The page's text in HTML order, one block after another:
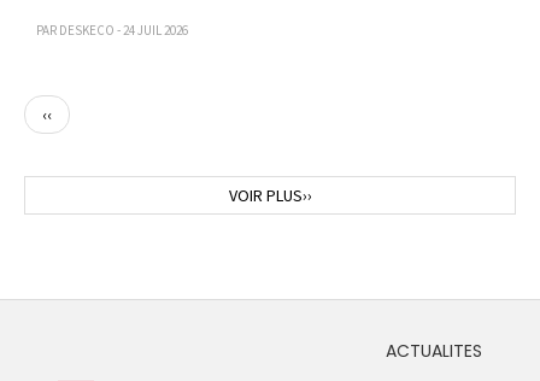
PAR DESKECO - 24 JUIL 2026
Page
précédente
‹‹
Page
suivante
VOIR PLUS››
ACTUALITES